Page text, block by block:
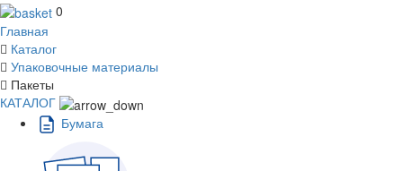
0
Главная
Каталог
Упаковочные материалы
Пакеты
КАТАЛОГ
Бумага